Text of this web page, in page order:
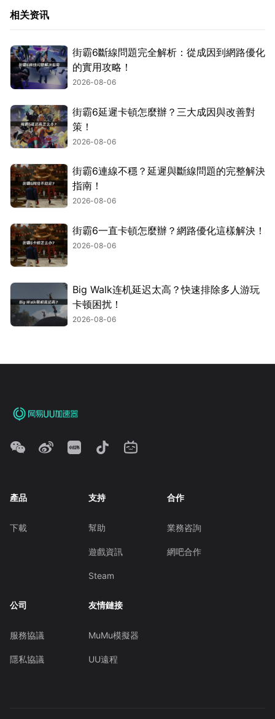
相关资讯
街霸6斷線問題完全解析：從成因到網路優化
的實用攻略！
2026-08-06
街霸6延遲卡頓怎麼辦？三大成因與改善對
策！
2026-08-06
街霸6連線不穩？延遲與斷線問題的完整解決
指南！
2026-08-06
街霸6一直卡頓怎麼辦？網路優化這樣解決！
2026-08-06
Big Walk连机延迟太高？快速排除多人游玩
卡顿困扰！
2026-08-06
產品
下載
支持
幫助
遊戲資訊
Steam
合作
業務咨詢
網吧合作
公司
服務協議
隱私協議
友情鏈接
MuMu模擬器
UU遠程